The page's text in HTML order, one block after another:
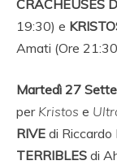
CRACHEUSES
19:30) e
Amati (Ore
Martedì 27
per Kristos e
RIVE di Riccardo
TERRIBLES di